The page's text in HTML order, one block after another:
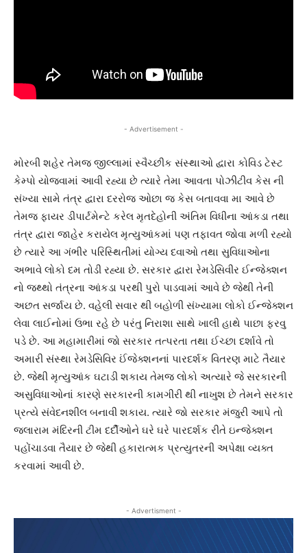
- Advertisement -
મોરબી શહેર તેમજ જીલ્લામાં સ્વૈચ્છીક સંસ્થાઓ દ્વારા કોવિડ ટેસ્ટ
કેમ્પો યોજવામાં આવી રહ્યા છે ત્યારે તેમા આવતા પોઝીટીવ કેસ ની
સંખ્યા સામે તંત્ર દ્વારા દરરોજ ઓછા જ કેસ બતાવવા મા આવે છે
તેમજ ફાયર ડીપાર્ટમેન્ટે કરેલ મૃતદેહોની અંતિમ વિધીના આંકડા તથા
તંત્ર દ્વારા જાહેર કરાયેલ મૃત્યુઆંકમાં પણ તફાવત જોવા મળી રહ્યો
છે ત્યારે આ ગંભીર પરિસ્થિતીમાં યોગ્ય દવાઓ તથા સુવિધાઓના
અભાવે લોકો દમ તોડી રહ્યા છે. સરકાર દ્વારા રેમડેસિવીર ઈન્જેક્શન
નો જથ્થો તંત્રના આંકડા પરથી પુરો પાડવામાં આવે છે જેથી તેની
અછત સર્જાય છે. વહેલી સવાર થી બહોળી સંખ્યામા લોકો ઈન્જેક્શન
લેવા લાઈનોમાં ઉભા રહે છે પરંતુ નિરાશા સાથે ખાલી હાથે પાછા ફરવુ
પડે છે. આ મહામારીમાં જો સરકાર તત્પરતા તથા ઈચ્છા દર્શાવે તો
અમારી સંસ્થા રેમડેસિવિર ઈંજેક્શનનાં પારદર્શક વિતરણ માટે તૈયાર
છે. જેથી મૃત્યુઆંક ઘટાડી શકાય તેમજ લોકો અત્યારે જે સરકારની
અસુવિધાઓનાં કારણે સરકારની કામગીરી થી નાખુશ છે તેમને સરકાર
પ્રત્યે સંવેદનશીલ બનાવી શકાય. ત્યારે જો સરકાર મંજુરી આપે તો
જલારામ મંદિરની ટીમ દર્દીઓને ઘરે ઘરે પારદર્શક રીતે ઇન્જેક્શન
પહોંચાડવા તૈયાર છે જેથી હકારાત્મક પ્રત્યુતરની અપેક્ષા વ્યક્ત
કરવામાં આવી છે.
- Advertisment -